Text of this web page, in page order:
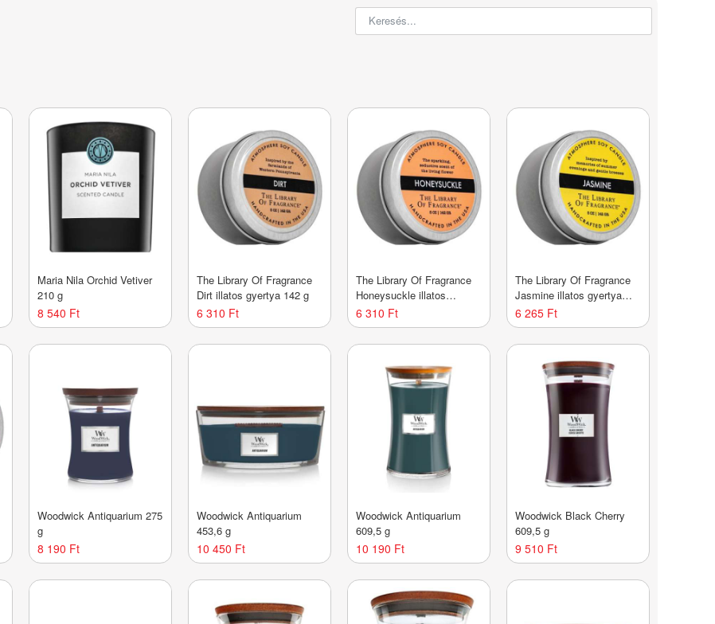
Maria Nila Orchid Vetiver
210 g
8 540 Ft
The Library Of Fragrance
Dirt illatos gyertya 142 g
6 310 Ft
The Library Of Fragrance
Honeysuckle illatos
gyertya 142 g
6 310 Ft
The Library Of Fragrance
Jasmine illatos gyertya
142 g
6 265 Ft
Woodwick Antiquarium 275
g
8 190 Ft
Woodwick Antiquarium
453,6 g
10 450 Ft
Woodwick Antiquarium
609,5 g
10 190 Ft
Woodwick Black Cherry
609,5 g
9 510 Ft